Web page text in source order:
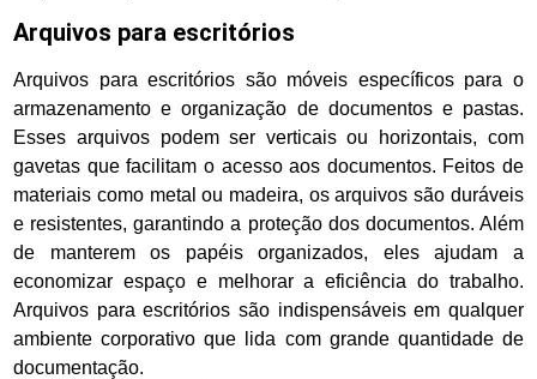
Arquivos para escritórios
Arquivos para escritórios são móveis específicos para o
armazenamento e organização de documentos e pastas.
Esses arquivos podem ser verticais ou horizontais, com
gavetas que facilitam o acesso aos documentos. Feitos de
materiais como metal ou madeira, os arquivos são duráveis
e resistentes, garantindo a proteção dos documentos. Além
de manterem os papéis organizados, eles ajudam a
economizar espaço e melhorar a eficiência do trabalho.
Arquivos para escritórios são indispensáveis em qualquer
ambiente corporativo que lida com grande quantidade de
documentação.